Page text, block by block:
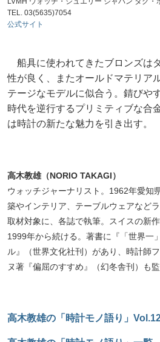
TEL. 03(5635)7054
公式サイト
船具に使われてきたブロンズは
性が良く、またオールドマテリア
テージなモデルに似合う。錆びや
時代を逆行するプリミティブな合
は時計の新たな魅力を引き出す。
高木教雄（NORIO TAKAGI）
ウォッチジャーナリスト。1962年愛知
築やインテリア、テーブルウェアなど
取材対象に、各誌で執筆。スイスの新
1999年から続ける。著書に『「世界一
ル』（世界文化社刊）があり、時計師
ヌ著『偏屈のすすめ』（幻冬舎刊）も
高木教雄の「時計モノ語り」